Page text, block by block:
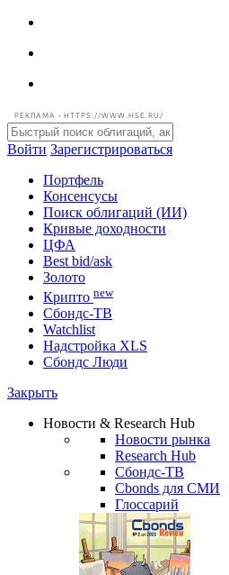
РЕКЛАМА • HTTPS://WWW.HSE.RU/
Войти Зарегистрироваться
Портфель
Консенсусы
Поиск облигаций (ИИ)
Кривые доходности
ЦФА
Best bid/ask
Золото
Крипто new
Watchlist
Сбондс Люди
Новости & Research Hub
Новости рынка
Research Hub
Сбондс-ТВ
Cbonds для СМИ
Глоссарий